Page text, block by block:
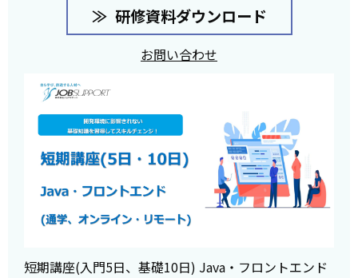
研修資料ダウンロード
お問い合わせ
短期講座(入門5日、基礎10日) Java・フロントエンド